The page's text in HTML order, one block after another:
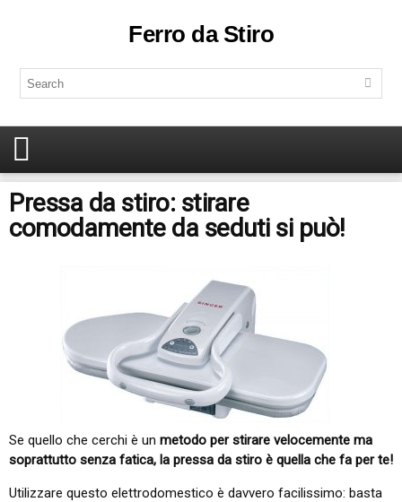
Ferro da Stiro
Pressa da stiro: stirare
comodamente da seduti si può!
Se quello che cerchi è un metodo per stirare velocemente ma
soprattutto senza fatica, la pressa da stiro è quella che fa per te!
Utilizzare questo elettrodomestico è davvero facilissimo: basta